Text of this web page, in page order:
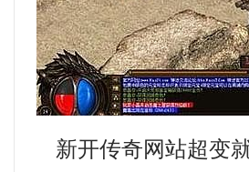
新开传奇网站超变